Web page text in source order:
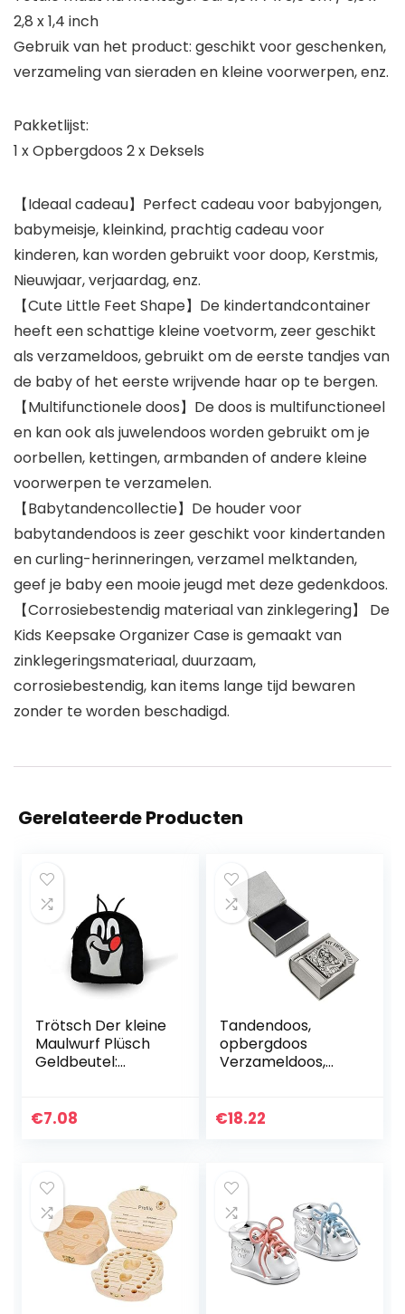
2,8 x 1,4 inch
Gebruik van het product: geschikt voor geschenken,
verzameling van sieraden en kleine voorwerpen, enz.
Pakketlijst:
1 x Opbergdoos 2 x Deksels
【Ideaal cadeau】Perfect cadeau voor babyjongen,
babymeisje, kleinkind, prachtig cadeau voor
kinderen, kan worden gebruikt voor doop, Kerstmis,
Nieuwjaar, verjaardag, enz.
【Cute Little Feet Shape】De kindertandcontainer
heeft een schattige kleine voetvorm, zeer geschikt
als verzameldoos, gebruikt om de eerste tandjes van
de baby of het eerste wrijvende haar op te bergen.
【Multifunctionele doos】De doos is multifunctioneel
en kan ook als juwelendoos worden gebruikt om je
oorbellen, kettingen, armbanden of andere kleine
voorwerpen te verzamelen.
【Babytandencollectie】De houder voor
babytandendoos is zeer geschikt voor kindertanden
en curling-herinneringen, verzamel melktanden,
geef je baby een mooie jeugd met deze gedenkdoos.
【Corrosiebestendig materiaal van zinklegering】 De
Kids Keepsake Organizer Case is gemaakt van
zinklegeringsmateriaal, duurzaam,
corrosiebestendig, kan items lange tijd bewaren
zonder te worden beschadigd.
Gerelateerde Producten
Trötsch Der kleine
Maulwurf Plüsch
Geldbeutel:
Kinderportemonn
€7.08
Tandendoos,
opbergdoos
Verzameldoos,
doos
e
€18.22